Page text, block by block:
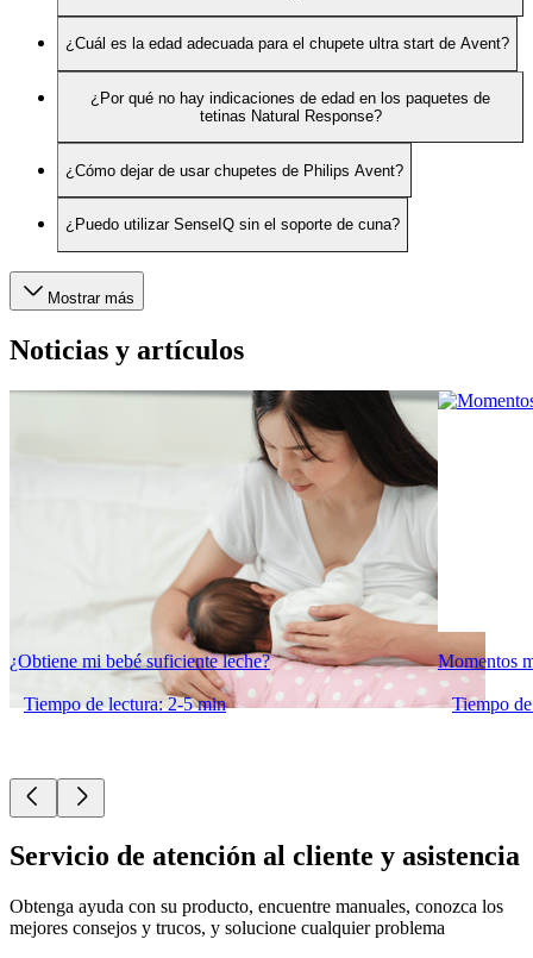
¿Cuál es la edad adecuada para el chupete ultra start de Avent?
¿Por qué no hay indicaciones de edad en los paquetes de
tetinas Natural Response?
¿Cómo dejar de usar chupetes de Philips Avent?
¿Puedo utilizar SenseIQ sin el soporte de cuna?
Mostrar más
Noticias y artículos
¿Obtiene mi bebé suficiente leche?
Tiempo de lectura: 2-5 min
Momentos
Tiempo
Servicio de atención al cliente y asistencia
Obtenga ayuda con su producto, encuentre manuales, conozca los
mejores consejos y trucos, y solucione cualquier problema